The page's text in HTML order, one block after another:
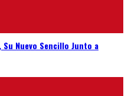
Nuevo Sencillo Junto a